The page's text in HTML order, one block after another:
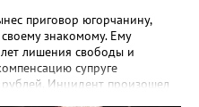
приговор югорчанину,
знакомому. Ему
лишения свободы и
супруге
Инцидент произошел